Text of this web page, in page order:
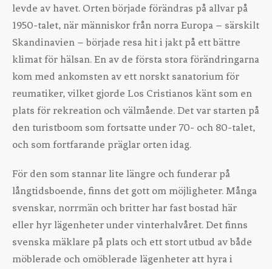
levde av havet. Orten började förändras på allvar på
1950-talet, när människor från norra Europa – särskilt
Skandinavien – började resa hit i jakt på ett bättre
klimat för hälsan. En av de första stora förändringarna
kom med ankomsten av ett norskt sanatorium för
reumatiker, vilket gjorde Los Cristianos känt som en
plats för rekreation och välmående. Det var starten på
den turistboom som fortsatte under 70- och 80-talet,
och som fortfarande präglar orten idag.
För den som stannar lite längre och funderar på
långtidsboende, finns det gott om möjligheter. Många
svenskar, norrmän och britter har fast bostad här
eller hyr lägenheter under vinterhalvåret. Det finns
svenska mäklare på plats och ett stort utbud av både
möblerade och omöblerade lägenheter att hyra i